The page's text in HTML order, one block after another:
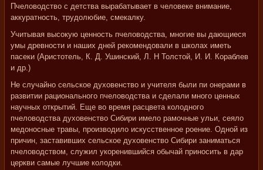
Пчеловодство с детства вырабатывает в человеке внимание,
аккуратность, трудолюбие, смекалку.
Учитывая высокую ценность пчеловодства, многие вы дающиеся
умы древности и наших дней рекомендовали в школах иметь
пасеки (Аристотель, К. Д. Ушинский, Л. Н Толстой, И. И. Кораблев
и др.)
Не случайно сельское духовенство и учителя были пи онерами в
развитии рационального пчеловодства и сделали много ценных
научных открытий. Еще во время расцвета колодного
пчеловодства духовенство Сибири имело рамочные ульи, сеяло
медоносные травы, производило искусственное роение. Одной из
причин, заставивших сельское духовенство Сибири заниматься
пчеловодством, служил укоренившийся обычай приносить в дар
церкви самые лучшие колодки.